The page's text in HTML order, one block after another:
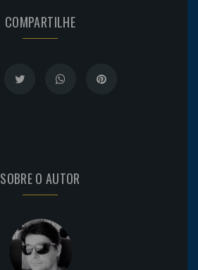
COMPARTILHE
SOBRE O AUTOR